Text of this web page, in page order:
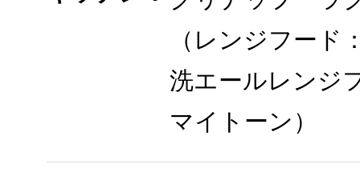
（レンジフード
洗エールレンジ
マイトーン）